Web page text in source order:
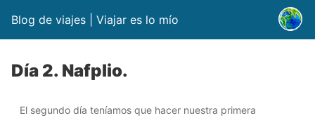
Blog de viajes | Viajar es lo mío
Día 2. Nafplio.
El segundo día teníamos que hacer nuestra primera